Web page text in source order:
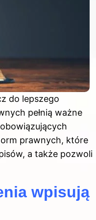
do lepszego
pełnią ważne
prawnych, które
a także pozwoli
wpisują